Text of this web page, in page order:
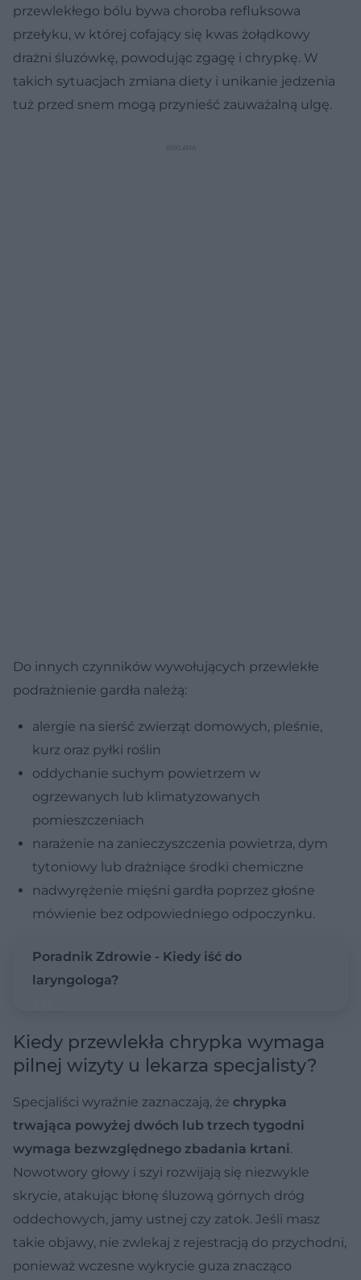
przewlekłego bólu bywa choroba refluksowa
przełyku, w której cofający się kwas żołądkowy
drażni śluzówkę, powodując zgagę i chrypkę. W
takich sytuacjach zmiana diety i unikanie jedzenia
tuż przed snem mogą przynieść zauważalną ulgę.
Do innych czynników wywołujących przewlekłe
podrażnienie gardła należą:
alergie na sierść zwierząt domowych, pleśnie,
kurz oraz pyłki roślin
oddychanie suchym powietrzem w
ogrzewanych lub klimatyzowanych
pomieszczeniach
narażenie na zanieczyszczenia powietrza, dym
tytoniowy lub drażniące środki chemiczne
nadwyrężenie mięśni gardła poprzez głośne
mówienie bez odpowiedniego odpoczynku.
Poradnik Zdrowie - Kiedy iść do
laryngologa?
Kiedy przewlekła chrypka wymaga
pilnej wizyty u lekarza specjalisty?
Specjaliści wyraźnie zaznaczają, że chrypka
trwająca powyżej dwóch lub trzech tygodni
wymaga bezwzględnego zbadania krtani.
Nowotwory głowy i szyi rozwijają się niezwykle
skrycie, atakując błonę śluzową górnych dróg
oddechowych, jamy ustnej czy zatok. Jeśli masz
takie objawy, nie zwlekaj z rejestracją do przychodni,
ponieważ wczesne wykrycie guza znacząco